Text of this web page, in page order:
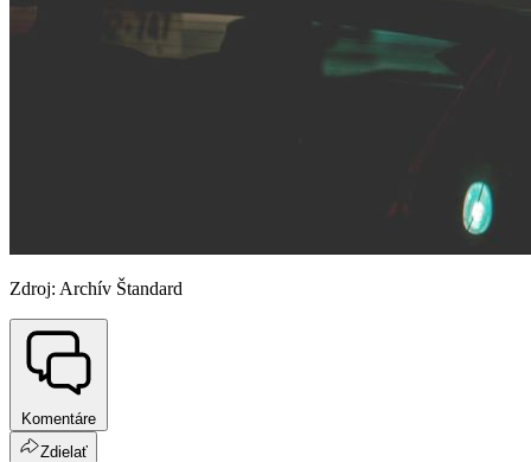
Zdroj: Archív Štandard
Komentáre
Zdielať